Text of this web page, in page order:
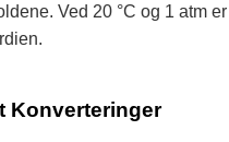
Ved 20 °C og 1 atm
Konverteringer